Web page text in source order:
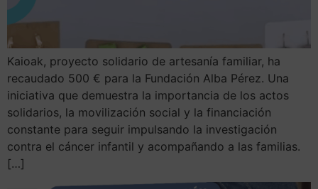
Kaioak, proyecto solidario de artesanía familiar, ha
recaudado 500 € para la Fundación Alba Pérez. Una
iniciativa que demuestra la importancia de los actos
solidarios, la movilización social y la financiación
constante para seguir impulsando la investigación
contra el cáncer infantil y acompañando a las familias.
[…]